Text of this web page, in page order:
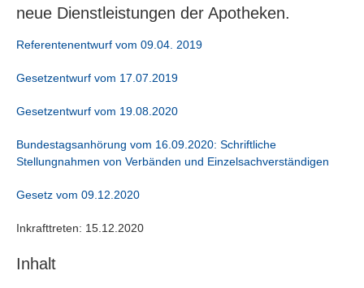
neue Dienstleistungen der Apotheken.
Referentenentwurf vom 09.04. 2019
Gesetzentwurf vom 17.07.2019
Gesetzentwurf vom 19.08.2020
Bundestagsanhörung vom 16.09.2020: Schriftliche
Stellungnahmen von Verbänden und Einzelsachverständigen
Gesetz vom 09.12.2020
Inkrafttreten: 15.12.2020
Inhalt